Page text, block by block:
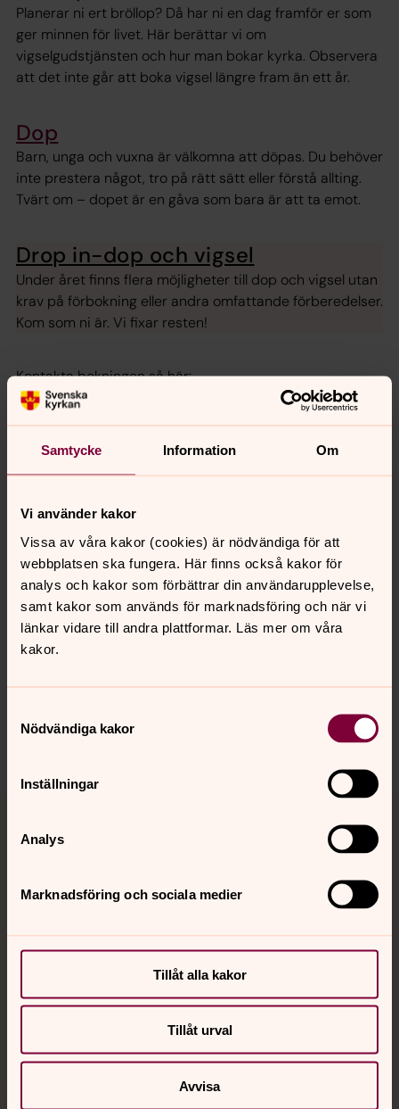
Samtycke Information Om
Vi använder kakor
Vissa av våra kakor (cookies) är nödvändiga för att
webbplatsen ska fungera. Här finns också kakor för
analys och kakor som förbättrar din användarupplevelse,
samt kakor som används för marknadsföring och när vi
länkar vidare till andra plattformar. Läs mer om våra
kakor.
Nödvändiga kakor
Inställningar
Analys
Marknadsföring och sociala medier
Tillåt alla kakor
Tillåt urval
Avvisa
Planerar ni ert bröllop? Då har ni en dag framför er som
ger minnen för livet. Här berättar vi om
vigselgudstjänsten och hur man bokar kyrka. Observera
att det inte går att boka vigsel längre fram än ett år.
Dop
Barn, unga och vuxna är välkomna att döpas. Du behöver
inte prestera något, tro på rätt sätt eller förstå allting.
Tvärt om – dopet är en gåva som bara är att ta emot.
Drop in-dop och vigsel
Under året finns flera möjligheter till dop och vigsel utan
krav på förbokning eller andra omfattande förberedelser.
Kom som ni är. Vi fixar resten!
Kontakta bokningen så här:
Telefon
021-81 46 00
Vardagar kl 8-16
E-post
vasteras.bokning@svenskakyrkan.se
Bokningen gäller dop eller vigsel enligt Svenska kyrkans
ordning.
Senast ändrad 18 mars 2022
innehåll?
Kontakt
Kalender